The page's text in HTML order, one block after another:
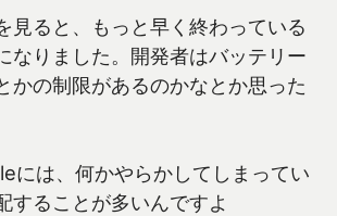
見ると、もっと早く終わっている
なりました。開発者はバッテリー
かの制限があるのかなとか思った
には、何かやらかしてしまってい
することが多いんですよ